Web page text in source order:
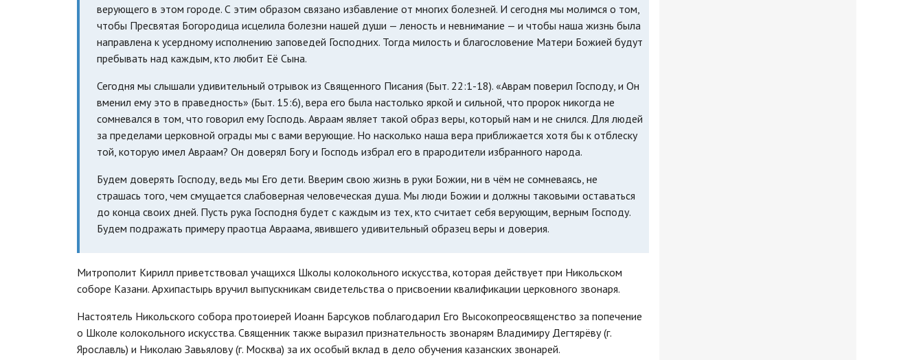
верующего в этом городе. С этим образом связано избавление от многих болезней. И сегодня мы молимся о том,
чтобы Пресвятая Богородица исцелила болезни нашей души — леность и невнимание — и чтобы наша жизнь была
направлена к усердному исполнению заповедей Господних. Тогда милость и благословение Матери Божией будут
пребывать над каждым, кто любит Её Сына.
Сегодня мы слышали удивительный отрывок из Священного Писания (Быт. 22:1-18). «Аврам поверил Господу, и Он
вменил ему это в праведность» (Быт. 15:6), вера его была настолько яркой и сильной, что пророк никогда не
сомневался в том, что говорил ему Господь. Авраам являет такой образ веры, который нам и не снился. Для людей
за пределами церковной ограды мы с вами верующие. Но насколько наша вера приближается хотя бы к отблеску
той, которую имел Авраам? Он доверял Богу и Господь избрал его в прародители избранного народа.
Будем доверять Господу, ведь мы Его дети. Вверим свою жизнь в руки Божии, ни в чём не сомневаясь, не
страшась того, чем смущается слабоверная человеческая душа. Мы люди Божии и должны таковыми оставаться
до конца своих дней. Пусть рука Господня будет с каждым из тех, кто считает себя верующим, верным Господу.
Будем подражать примеру праотца Авраама, явившего удивительный образец веры и доверия.
Митрополит Кирилл приветствовал учащихся Школы колокольного искусства, которая действует при Никольском
соборе Казани. Архипастырь вручил выпускникам свидетельства о присвоении квалификации церковного звонаря.
Настоятель Никольского собора протоиерей Иоанн Барсуков поблагодарил Его Высокопреосвященство за попечение
о Школе колокольного искусства. Священник также выразил признательность звонарям Владимиру Дегтярёву (г.
Ярославль) и Николаю Завьялову (г. Москва) за их особый вклад в дело обучения казанских звонарей.